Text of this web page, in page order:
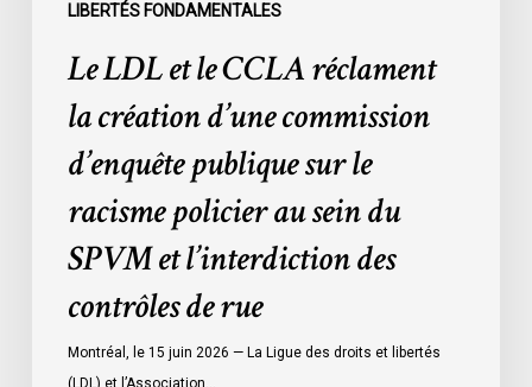
LIBERTÉS FONDAMENTALES
racisme
SPVM
contrôles
Le LDL et le CCLA réclament
la création d’une commission
d’enquête publique sur le
racisme policier au sein du
SPVM et l’interdiction des
contrôles de rue
Montréal, le 15 juin 2026 — La Ligue des droits et libertés
(LDL) et l’Association…